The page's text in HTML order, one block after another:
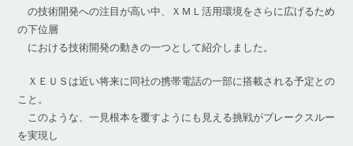
の技術開発への注目が高い中、ＸＭＬ活用環境をさらに広げるため
の下位層
における技術開発の動きの一つとして紹介しました。
ＸＥＵＳは近い将来に同社の携帯電話の一部に搭載される予定との
こと。
このような、一見根本を覆すようにも見える挑戦がブレークスルー
を実現し